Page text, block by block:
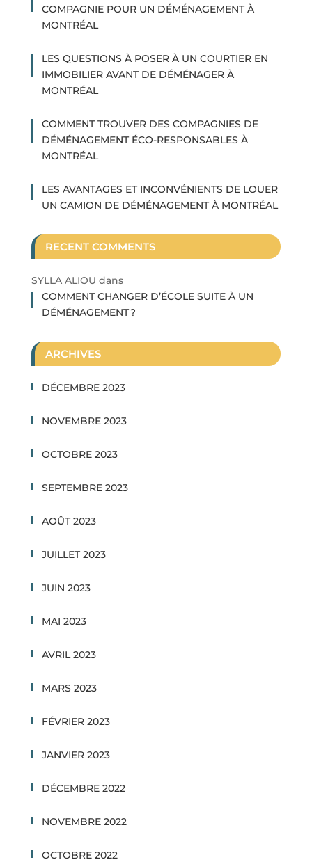
COMPAGNIE POUR UN DÉMÉNAGEMENT À
MONTRÉAL
LES QUESTIONS À POSER À UN COURTIER EN
IMMOBILIER AVANT DE DÉMÉNAGER À
MONTRÉAL
COMMENT TROUVER DES COMPAGNIES DE
DÉMÉNAGEMENT ÉCO-RESPONSABLES À
MONTRÉAL
LES AVANTAGES ET INCONVÉNIENTS DE LOUER
UN CAMION DE DÉMÉNAGEMENT À MONTRÉAL
RECENT COMMENTS
SYLLA ALIOU dans
COMMENT CHANGER D’ÉCOLE SUITE À UN
DÉMÉNAGEMENT ?
ARCHIVES
DÉCEMBRE 2023
NOVEMBRE 2023
OCTOBRE 2023
SEPTEMBRE 2023
AOÛT 2023
JUILLET 2023
JUIN 2023
MAI 2023
AVRIL 2023
MARS 2023
FÉVRIER 2023
JANVIER 2023
DÉCEMBRE 2022
NOVEMBRE 2022
OCTOBRE 2022